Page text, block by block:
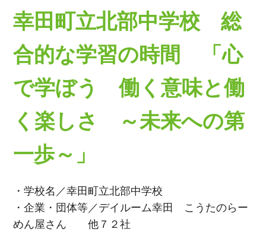
幸田町立北部中学校 総
合的な学習の時間 「心
で学ぼう 働く意味と働
く楽しさ ～未来への第
一歩～」
・学校名／幸田町立北部中学校
・企業・団体等／デイルーム幸田 こうたのらー
めん屋さん 他７２社